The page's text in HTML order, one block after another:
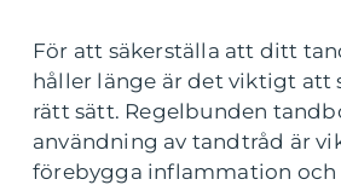
För att säkerställa att ditt
håller länge är det viktigt att
rätt sätt. Regelbunden
användning av tandtråd är
förebygga inflammation och